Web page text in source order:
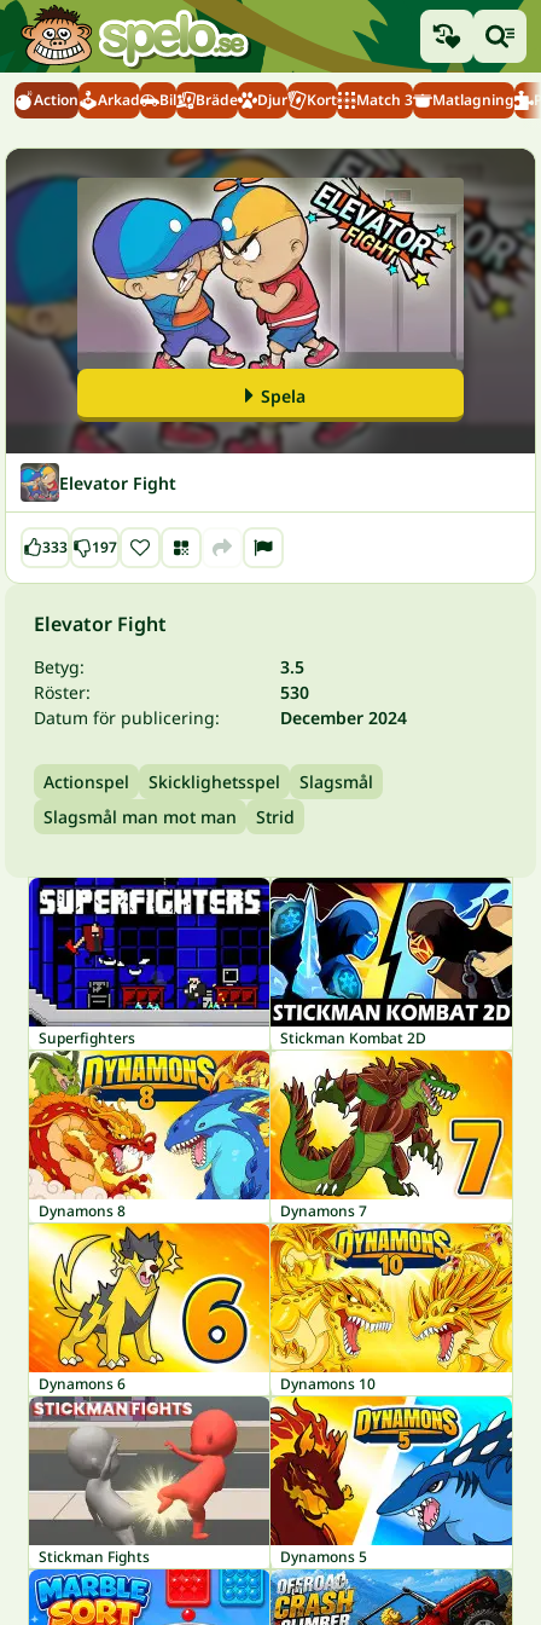
Action Arkad Bil Bräde Djur Kort Match 3 Matlagning
Spela
Elevator Fight
333 197
Elevator Fight
Betyg:
3.5
Röster:
530
Datum för publicering:
December 2024
Actionspel Skicklighetsspel
Slagsmål
Slagsmål man mot man
Strid
Superfighters Stickman Kombat 2D
Dynamons 8 Dynamons 7
Dynamons 6 Dynamons 10
Stickman Fights Dynamons 5